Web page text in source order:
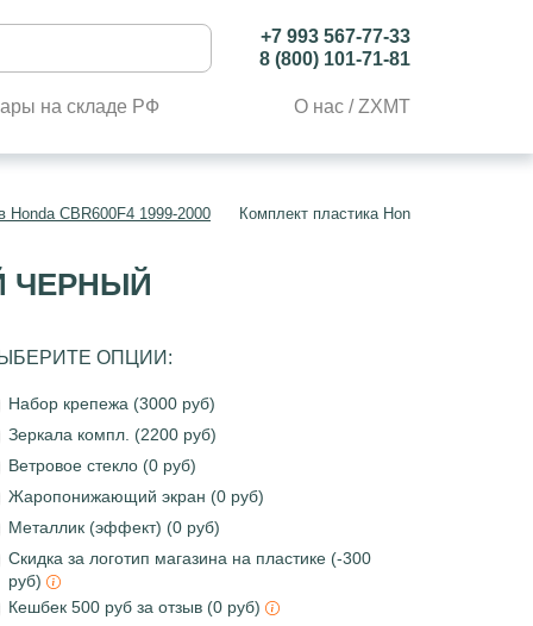
+7 993 567-77-33
8 (800) 101-71-81
на складе РФ О нас / ZXMT
Honda CBR600F4 1999-2000 Комплект пластика Honda CBR600F4
ЧЕРНЫЙ
ОПЦИИ:
Набор крепежа (3000 руб)
Зеркала компл. (2200 руб)
Ветровое стекло (0 руб)
Жаропонижающий экран (0 руб)
Металлик (эффект) (0 руб)
Скидка за логотип магазина на пластике (-300
руб)
Кешбек 500 руб за отзыв (0 руб)